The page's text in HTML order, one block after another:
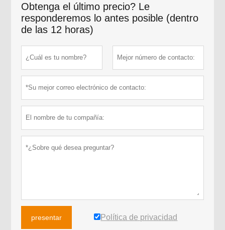
Obtenga el último precio? Le
responderemos lo antes posible (dentro
de las 12 horas)
presentar Política de privacidad